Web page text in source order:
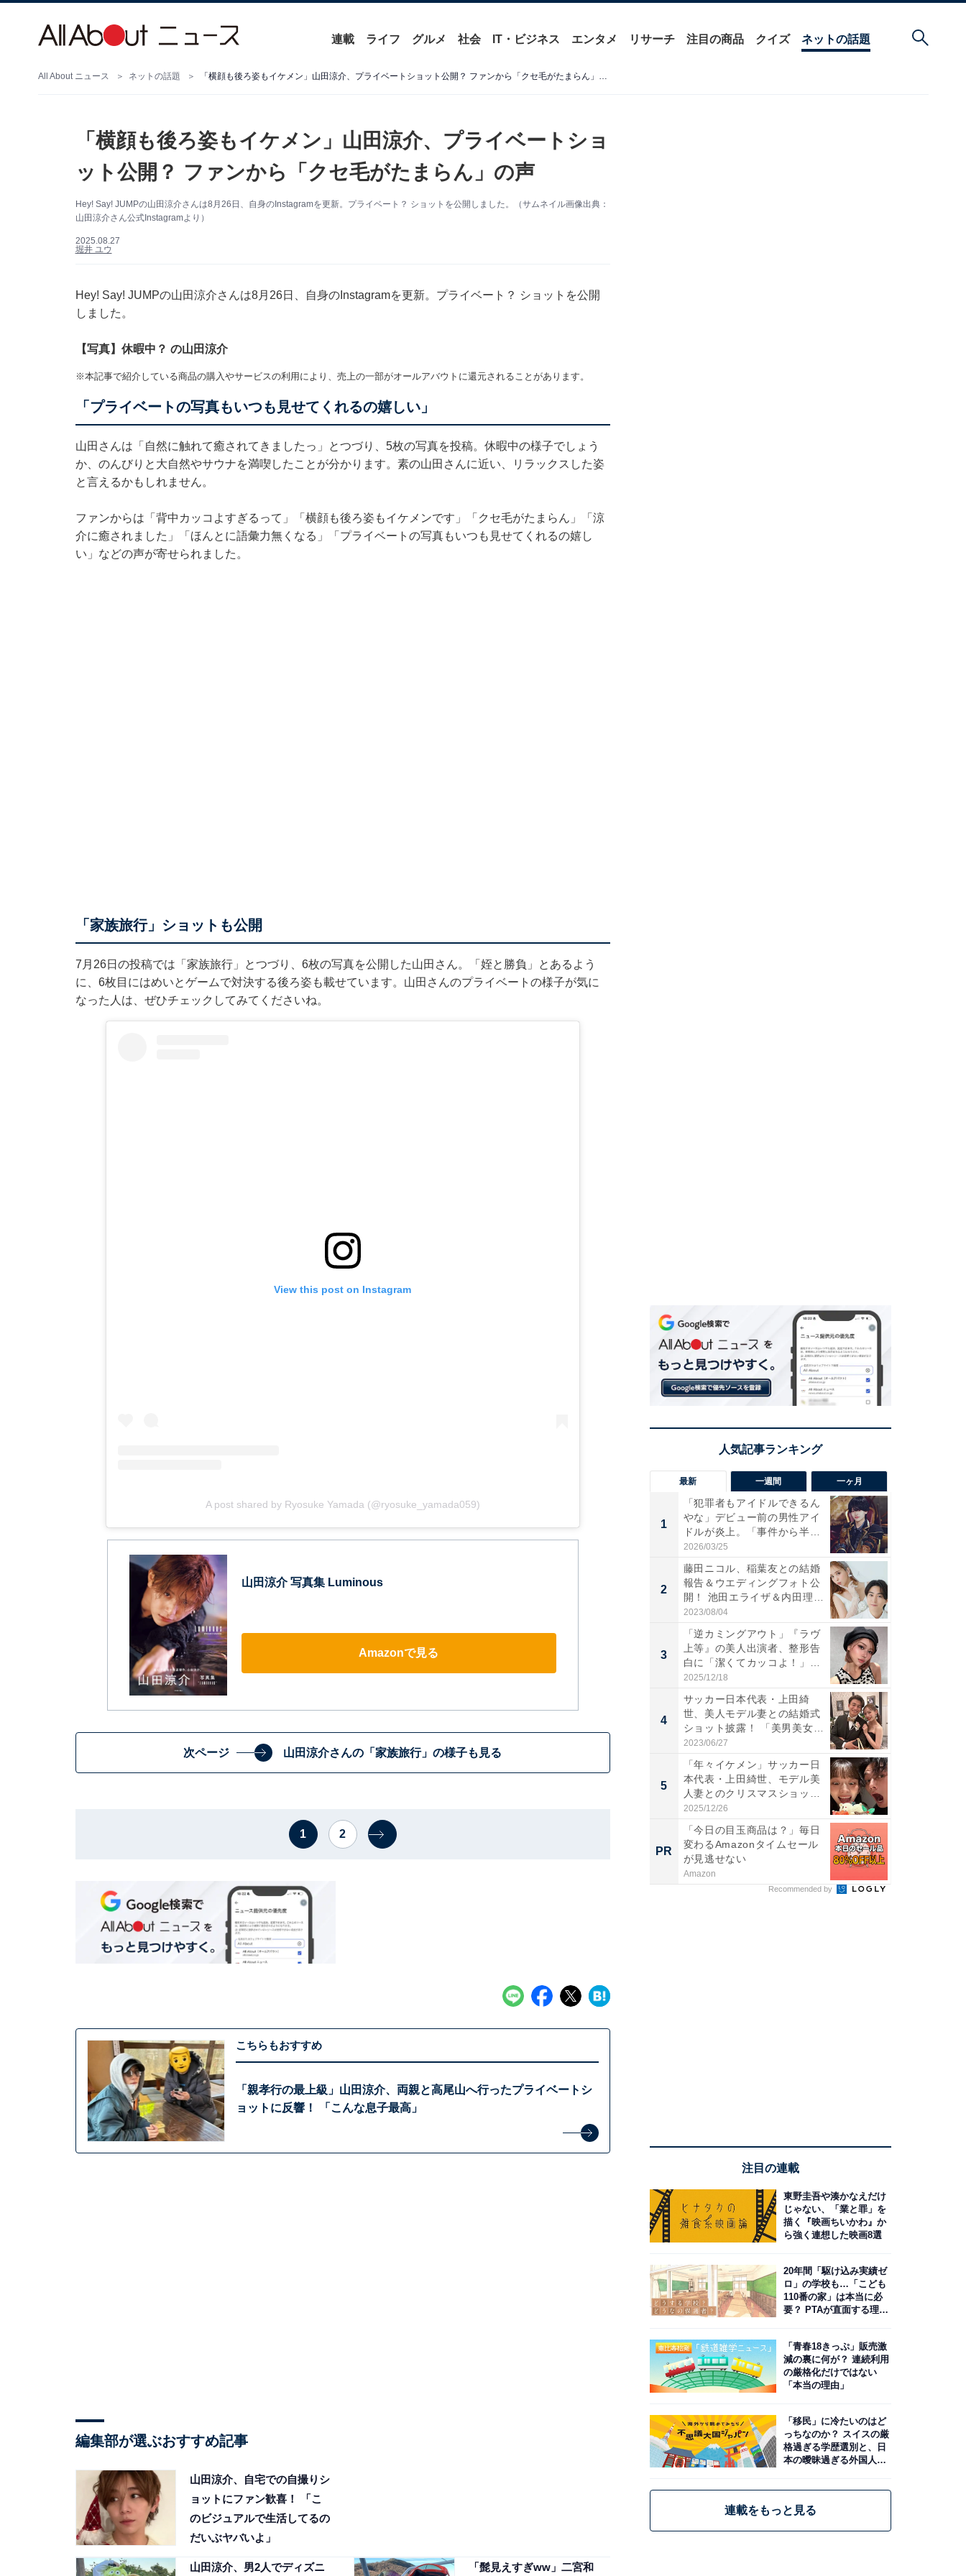
連載 ライフ グルメ 社会 IT・ビジネス エンタメ リサーチ 注目の商品 クイズ ネットの話題
All About ニュース ネットの話題 「横顔も後ろ姿もイケメン」山田涼介、プライベートショット公開？ ファンから「クセ毛がたまらん」の声
「横顔も後ろ姿もイケメン」山田涼介、プライベートショ
ット公開？ ファンから「クセ毛がたまらん」の声
Hey! Say! JUMPの山田涼介さんは8月26日、自身のInstagramを更新。プライベート？ ショットを公開しました。（サムネイル画像出典：
山田涼介さん公式Instagramより）
2025.08.27
堀井 ユウ
Hey! Say! JUMPの山田涼介さんは8月26日、自身のInstagramを更新。プライベート？ ショットを公開
しました。
【写真】休暇中？ の山田涼介
※本記事で紹介している商品の購入やサービスの利用により、売上の一部がオールアバウトに還元されることがあります。
「プライベートの写真もいつも見せてくれるの嬉しい」
山田さんは「自然に触れて癒されてきましたっ」とつづり、5枚の写真を投稿。休暇中の様子でしょう
か、のんびりと大自然やサウナを満喫したことが分かります。素の山田さんに近い、リラックスした姿
と言えるかもしれません。
ファンからは「背中カッコよすぎるって」「横顔も後ろ姿もイケメンです」「クセ毛がたまらん」「涼
介に癒されました️」「ほんとに語彙力無くなる」「プライベートの写真もいつも見せてくれるの嬉し
い」などの声が寄せられました。
「家族旅行」ショットも公開
7月26日の投稿では「家族旅行」とつづり、6枚の写真を公開した山田さん。「姪と勝負」とあるよう
に、6枚目にはめいとゲームで対決する後ろ姿も載せています。山田さんのプライベートの様子が気に
なった人は、ぜひチェックしてみてくださいね。
View this post on Instagram
A post shared by Ryosuke Yamada (@ryosuke_yamada059)
山田涼介 写真集 Luminous
Amazonで見る
次ページ 山田涼介さんの「家族旅行」の様子も見る
1 2
こちらもおすすめ
「親孝行の最上級」山田涼介、両親と高尾山へ行ったプライベートシ
ョットに反響！ 「こんな息子最高」
編集部が選ぶおすすめ記事
山田涼介、自宅での自撮りシ
ョットにファン歓喜！ 「こ
のビジュアルで生活してるの
だいぶヤバいよ」
山田涼介、男2人でディズニ 「髭見えすぎww」二宮和
最新 一週間 一ヶ月
1
「犯罪者もアイドルできるん
やな」デビュー前の男性アイ
ドルが炎上。「事件から半年
も...
2026/03/25
2
藤田ニコル、稲葉友との結婚
報告＆ウエディングフォト公
開！ 池田エライザ＆内田理
央...
2023/08/04
3
「逆カミングアウト」『ラヴ
上等』の美人出演者、整形告
白に「潔くてカッコよ！」
「好...
2025/12/18
4
サッカー日本代表・上田綺
世、美人モデル妻との結婚式
ショット披露！ 「美男美女」
「...
2023/06/27
5
「年々イケメン」サッカー日
本代表・上田綺世、モデル美
人妻とのクリスマスショット
に...
2025/12/26
PR
「今日の目玉商品は？」毎日
変わるAmazonタイムセール
が見逃せない
Amazon
Recommended by
注目の連載
東野圭吾や湊かなえだけ
じゃない、「業と罪」を
描く『映画ちいかわ』か
ら強く連想した映画8選
20年間「駆け込み実績ゼ
ロ」の学校も…「こども
110番の家」は本当に必
要？ PTAが直面する理想
「青春18きっぷ」販売激
減の裏に何が？ 連続利用
の厳格化だけではない
「本当の理由」
「移民」に冷たいのはど
っちなのか？ スイスの厳
格過ぎる学歴選別と、日
本の曖昧過ぎる外国人政
連載をもっと見る